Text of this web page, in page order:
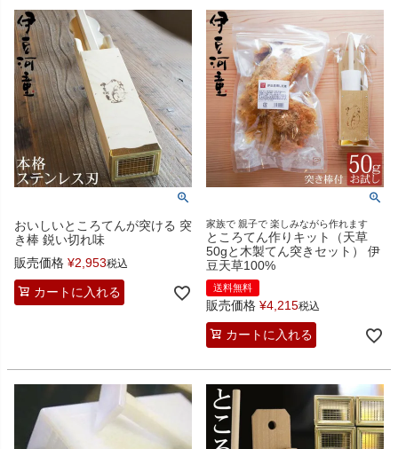
おいしいところてんが突ける 突
き棒 鋭い切れ味
販売価格 ¥2,953税込
カートに入れる
家族で 親子で 楽しみながら作れます
ところてん作りキット（天草
50gと木製てん突きセット） 伊
豆天草100%
送料無料
販売価格 ¥4,215税込
カートに入れる